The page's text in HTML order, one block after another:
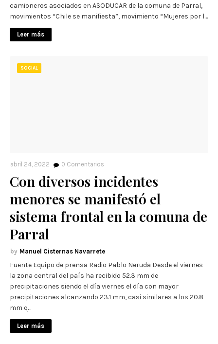
camioneros asociados en ASODUCAR de la comuna de Parral,
movimientos “Chile se manifiesta”, movimiento “Mujeres por l…
Leer más
SOCIAL
abril 24, 2022 0 Comentarios
Con diversos incidentes
menores se manifestó el
sistema frontal en la comuna de
Parral
Manuel Cisternas Navarrete
Fuente Equipo de prensa Radio Pablo Neruda Desde el viernes
la zona central del país ha recibido 52.3 mm de
precipitaciones siendo el día viernes el día con mayor
precipitaciones alcanzando 23.1 mm, casi similares a los 20.8
mm q…
Leer más